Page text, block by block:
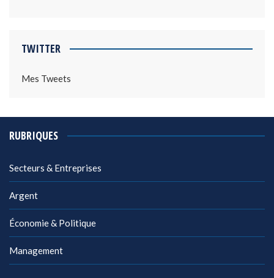
TWITTER
Mes Tweets
RUBRIQUES
Secteurs & Entreprises
Argent
Économie & Politique
Management